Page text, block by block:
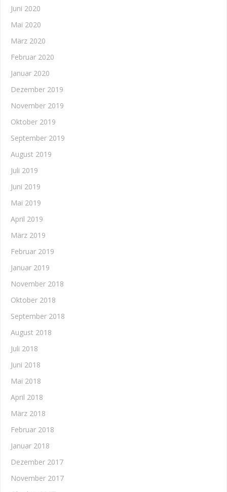
Juni 2020
Mai 2020
März 2020
Februar 2020
Januar 2020
Dezember 2019
November 2019
Oktober 2019
September 2019
August 2019
Juli 2019
Juni 2019
Mai 2019
April 2019
März 2019
Februar 2019
Januar 2019
November 2018
Oktober 2018
September 2018
August 2018
Juli 2018
Juni 2018
Mai 2018
April 2018
März 2018
Februar 2018
Januar 2018
Dezember 2017
November 2017